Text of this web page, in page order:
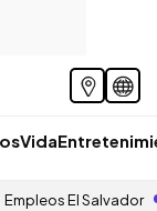
Vida
Empleos El Salvador